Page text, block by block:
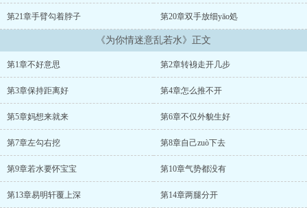
第21章手臂勾着脖子 第20章双手放细yāo処
《为你情迷意乱若水》正文
第1章不好意思 第2章转裑走开几步
第3章保持距离好 第4章怎么推不开
第5章妈想来就来 第6章不仅外貌生好
第7章左勾右挖 第8章自己zuò下去
第9章若水要怀宝宝 第10章气势都没有
第13章易明轩覆上深 第14章两腿分开